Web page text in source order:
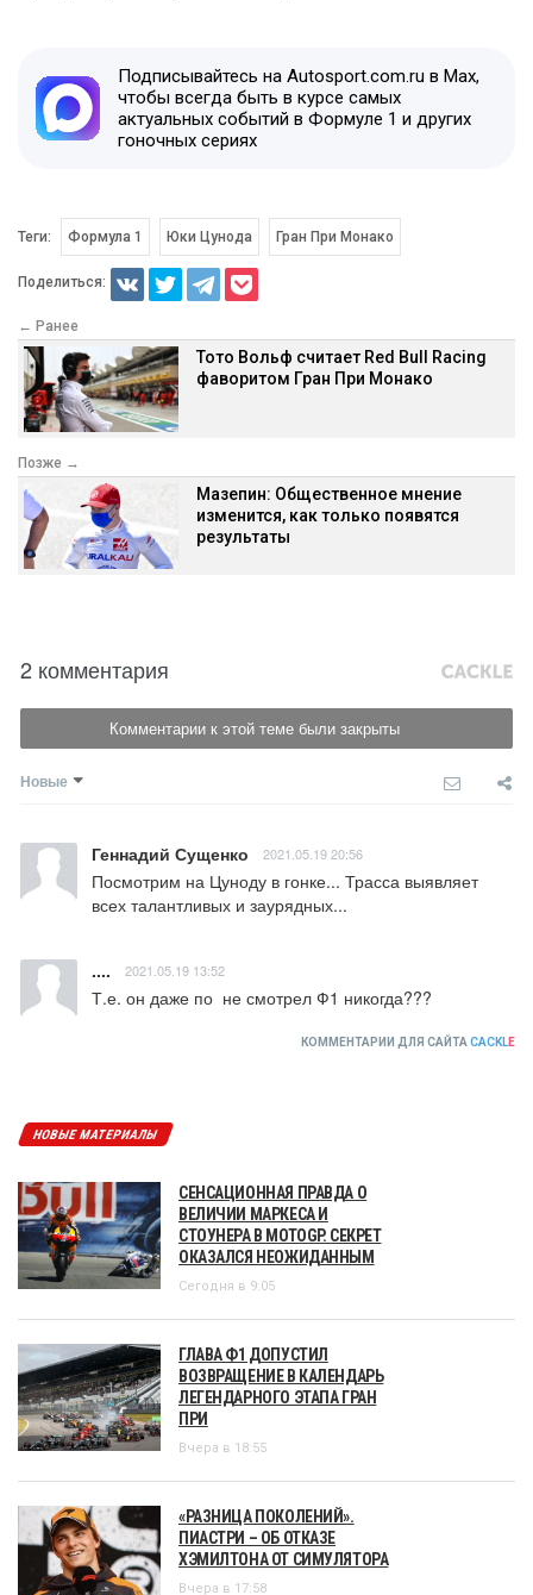
Подписывайтесь на Autosport.com.ru в Max,
чтобы всегда быть в курсе самых
актуальных событий в Формуле 1 и других
гоночных сериях
Теги: Формула 1 Юки Цунода Гран При Монако
Поделиться:
← Ранее
Тото Вольф считает Red Bull Racing
фаворитом Гран При Монако
Позже →
Мазепин: Общественное мнение
изменится, как только появятся
результаты
2 комментария
Комментарии к этой теме были закрыты
Новые
Геннадий Сущенко 2021.05.19 20:56
Посмотрим на Цуноду в гонке... Трасса выявляет
всех талантливых и заурядных...
.... 2021.05.19 13:52
Т.е. он даже по  не смотрел Ф1 никогда???
КОММЕНТАРИИ ДЛЯ САЙТА CACKLE
НОВЫЕ МАТЕРИАЛЫ
СЕНСАЦИОННАЯ ПРАВДА О
ВЕЛИЧИИ МАРКЕСА И
СТОУНЕРА В MOTOGP. СЕКРЕТ
ОКАЗАЛСЯ НЕОЖИДАННЫМ
Сегодня в 9:05
ГЛАВА Ф1 ДОПУСТИЛ
ВОЗВРАЩЕНИЕ В КАЛЕНДАРЬ
ЛЕГЕНДАРНОГО ЭТАПА ГРАН
ПРИ
Вчера в 18:55
«РАЗНИЦА ПОКОЛЕНИЙ».
ПИАСТРИ – ОБ ОТКАЗЕ
ХЭМИЛТОНА ОТ СИМУЛЯТОРА
Вчера в 17:58